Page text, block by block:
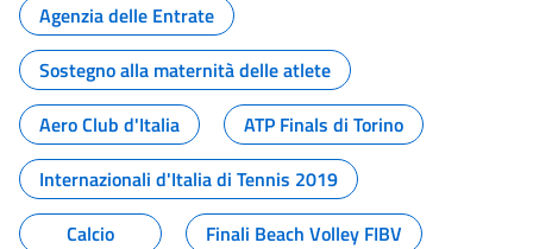
Agenzia delle Entrate
Sostegno alla maternità delle atlete
Aero Club d'Italia
ATP Finals di Torino
Internazionali d'Italia di Tennis 2019
Calcio
Finali Beach Volley FIBV